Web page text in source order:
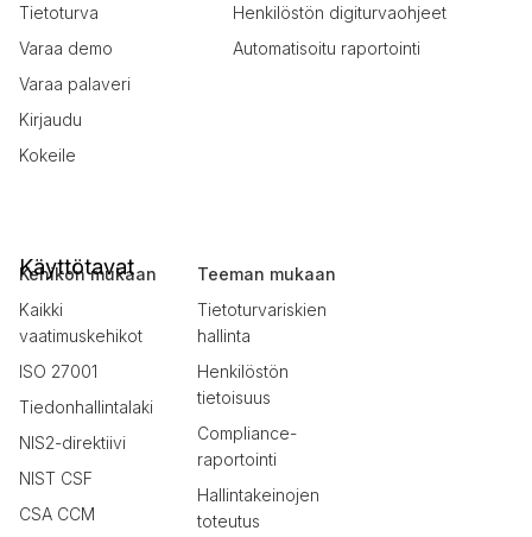
Tietoturva
Varaa demo
Varaa palaveri
Kirjaudu
Kokeile
Henkilöstön digiturvaohjeet
Automatisoitu raportointi
Käyttötavat
Kehikon mukaan
Kaikki
vaatimuskehikot
ISO 27001
Tiedonhallintalaki
NIS2-direktiivi
NIST CSF
CSA CCM
Teeman mukaan
Tietoturvariskien
hallinta
Henkilöstön
tietoisuus
Compliance-
raportointi
Hallintakeinojen
toteutus